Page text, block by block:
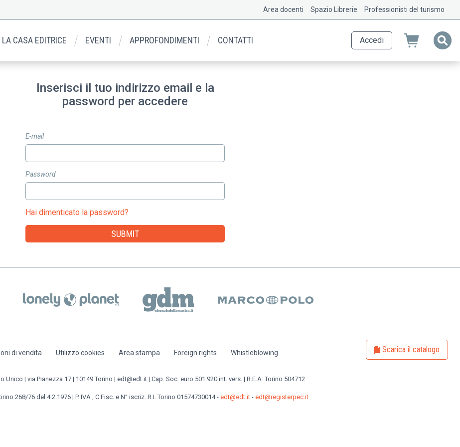
Area docenti Spazio Librerie Professionisti del turismo
LA CASA EDITRICE EVENTI APPROFONDIMENTI CONTATTI Accedi
Inserisci il tuo indirizzo email e la
password per accedere
E-mail
Password
Hai dimenticato la password?
di vendita Utilizzo cookies Area stampa Foreign rights Whistleblowing Scarica il catalogo
Unico | via Pianezza 17 | 10149 Torino | edt@edt.it | Cap. Soc. euro 501.920 int. vers. | R.E.A. Torino 504712
268/76 del 4.2.1976 | P. IVA , C.Fisc. e N° iscriz. R.I. Torino 01574730014 - edt@edt.it- edt@registerpec.it